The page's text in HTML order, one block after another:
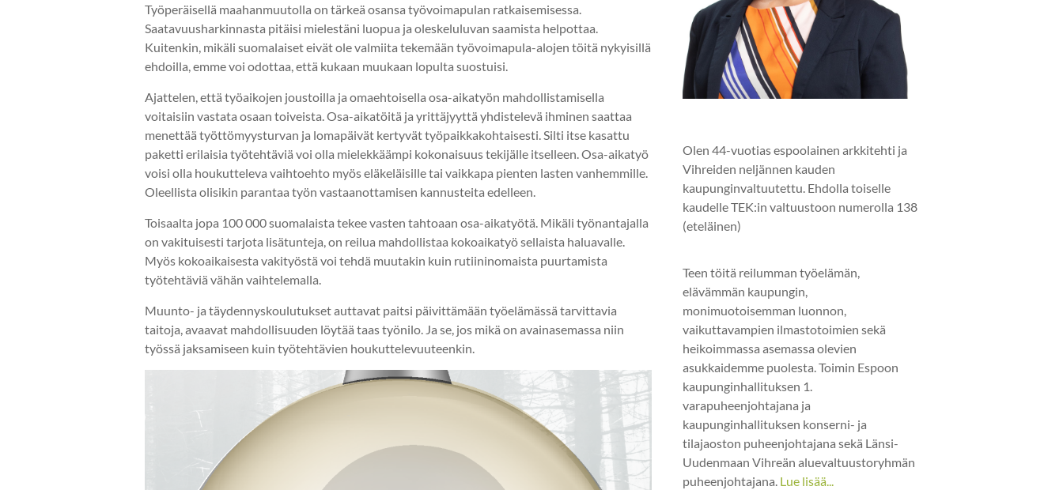
Työperäisellä maahanmuutolla on tärkeä osansa työvoimapulan ratkaisemisessa.
Saatavuusharkinnasta pitäisi mielestäni luopua ja oleskeluluvan saamista helpottaa.
Kuitenkin, mikäli suomalaiset eivät ole valmiita tekemään työvoimapula-alojen töitä nykyisillä
ehdoilla, emme voi odottaa, että kukaan muukaan lopulta suostuisi.
Ajattelen, että työaikojen joustoilla ja omaehtoisella osa-aikatyön mahdollistamisella
voitaisiin vastata osaan toiveista. Osa-aikatöitä ja yrittäjyyttä yhdistelevä ihminen saattaa
menettää työttömyysturvan ja lomapäivät kertyvät työpaikkakohtaisesti. Silti itse kasattu
paketti erilaisia työtehtäviä voi olla mielekkäämpi kokonaisuus tekijälle itselleen. Osa-aikatyö
voisi olla houkutteleva vaihtoehto myös eläkeläisille tai vaikkapa pienten lasten vanhemmille.
Oleellista olisikin parantaa työn vastaanottamisen kannusteita edelleen.
Toisaalta jopa 100 000 suomalaista tekee vasten tahtoaan osa-aikatyötä. Mikäli työnantajalla
on vakituisesti tarjota lisätunteja, on reilua mahdollistaa kokoaikatyö sellaista haluavalle.
Myös kokoaikaisesta vakityöstä voi tehdä muutakin kuin rutiininomaista puurtamista
työtehtäviä vähän vaihtelemalla.
Muunto- ja täydennyskoulutukset auttavat paitsi päivittämään työelämässä tarvittavia
taitoja, avaavat mahdollisuuden löytää taas työnilo. Ja se, jos mikä on avainasemassa niin
työssä jaksamiseen kuin työtehtävien houkuttelevuuteenkin.
Olen 44-vuotias espoolainen arkkitehti ja
Vihreiden neljännen kauden
kaupunginvaltuutettu. Ehdolla toiselle
kaudelle TEK:in valtuustoon numerolla 138
(eteläinen)
Teen töitä reilumman työelämän,
elävämmän kaupungin,
monimuotoisemman luonnon,
vaikuttavampien ilmastotoimien sekä
heikoimmassa asemassa olevien
asukkaidemme puolesta. Toimin Espoon
kaupunginhallituksen 1.
varapuheenjohtajana ja
kaupunginhallituksen konserni- ja
tilajaoston puheenjohtajana sekä Länsi-
Uudenmaan Vihreän aluevaltuustoryhmän
puheenjohtajana. Lue lisää...